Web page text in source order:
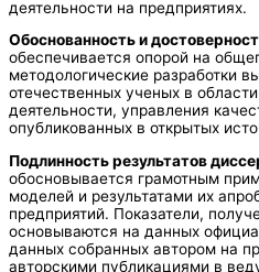
деятельности на предприятиях.
Обоснованность и
обеспечивается опорой на
методологические разработки
отечественных ученых в
деятельности, управления
опубликованных в открытых
Подлинность результатов
обосновывается грамотным
моделей и результатами их
предприятий. Показатели,
основываются на данных
данных собранных автором на
авторскими публикациями в